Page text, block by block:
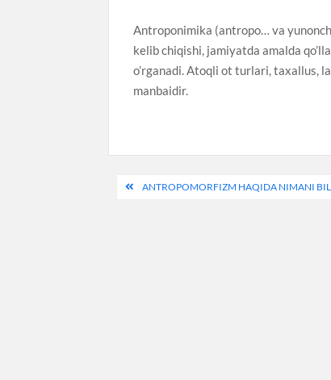
Antroponimika (antropo… va
kelib chiqishi, jamiyatda amalda
o’rganadi. Atoqli ot turlari, taxallus,
manbaidir.
PostANTROPOMORFIZM HAQIDA NIMANI